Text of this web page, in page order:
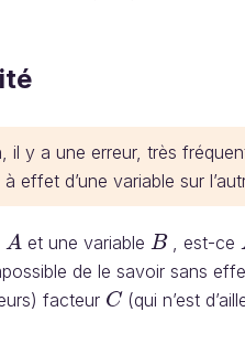
il y a une erreur, très
effet d’une variable sur
A
A et une variableB
B, est-ce
de le savoir sans
facteur C
C (qui n’est